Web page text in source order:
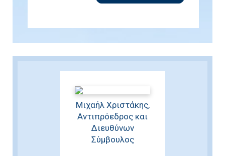
Μιχαήλ Χριστάκης,
Αντιπρόεδρος και
Διευθύνων
Σύμβουλος